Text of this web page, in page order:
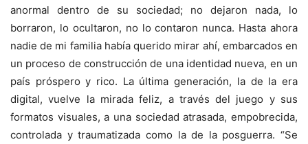
anormal dentro de su sociedad; no dejaron nada, lo
borraron, lo ocultaron, no lo contaron nunca. Hasta ahora
nadie de mi familia había querido mirar ahí, embarcados en
un proceso de construcción de una identidad nueva, en un
país próspero y rico. La última generación, la de la era
digital, vuelve la mirada feliz, a través del juego y sus
formatos visuales, a una sociedad atrasada, empobrecida,
controlada y traumatizada como la de la posguerra. “Se